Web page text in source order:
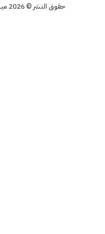
حقوق النشر © 2026 مينا تك. جميع الحقوق محفوظة.